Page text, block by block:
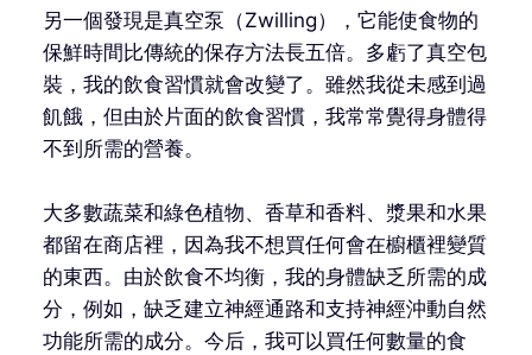
另一個發現是真空泵（Zwilling），它能使食物的
保鮮時間比傳統的保存方法長五倍。多虧了真空包
裝，我的飲食習慣就會改變了。雖然我從未感到過
飢餓，但由於片面的飲食習慣，我常常覺得身體得
不到所需的營養。
大多數蔬菜和綠色植物、香草和香料、漿果和水果
都留在商店裡，因為我不想買任何會在櫥櫃裡變質
的東西。由於飲食不均衡，我的身體缺乏所需的成
分，例如，缺乏建立神經通路和支持神經沖動自然
功能所需的成分。今后，我可以買任何數量的食